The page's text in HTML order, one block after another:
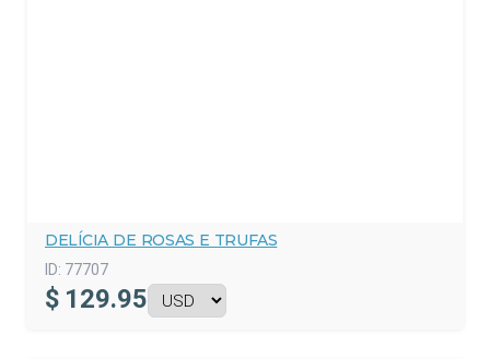
DELÍCIA DE ROSAS E TRUFAS
ID: 77707
$ 129.95